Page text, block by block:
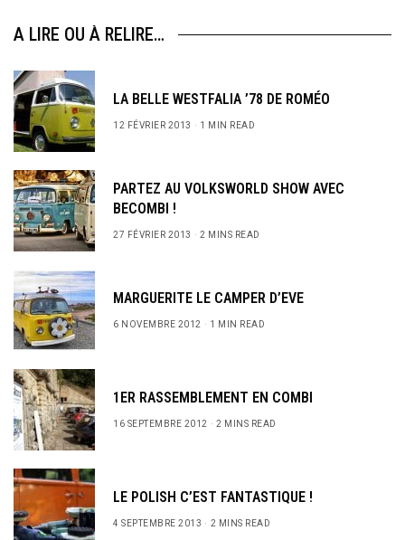
A LIRE OU À RELIRE…
LA BELLE WESTFALIA ’78 DE ROMÉO
12 FÉVRIER 2013 1 MIN READ
PARTEZ AU VOLKSWORLD SHOW AVEC
BECOMBI !
27 FÉVRIER 2013 2 MINS READ
MARGUERITE LE CAMPER D’EVE
6 NOVEMBRE 2012 1 MIN READ
1ER RASSEMBLEMENT EN COMBI
16 SEPTEMBRE 2012 2 MINS READ
LE POLISH C’EST FANTASTIQUE !
4 SEPTEMBRE 2013 2 MINS READ